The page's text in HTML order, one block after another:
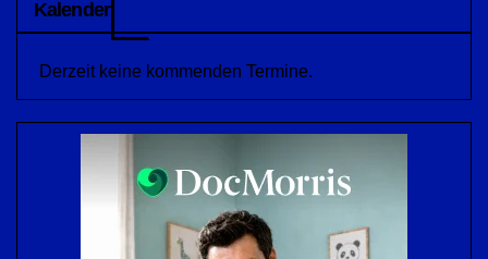
Kalender
Derzeit keine kommenden Termine.